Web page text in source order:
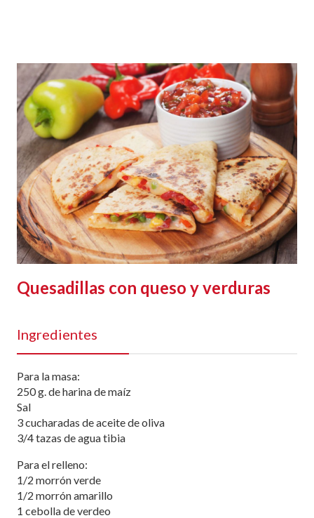
Quesadillas con queso y verduras
Ingredientes
Para la masa:
250 g. de harina de maíz
Sal
3 cucharadas de aceite de oliva
3/4 tazas de agua tibia
Para el relleno:
1/2 morrón verde
1/2 morrón amarillo
1 cebolla de verdeo